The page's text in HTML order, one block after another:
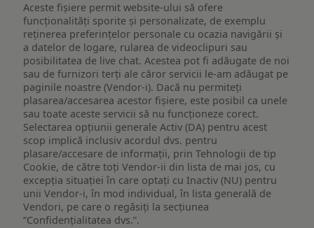
Aceste fișiere permit website-ului să ofere
funcționalități sporite și personalizate, de exemplu
reţinerea preferinţelor personale cu ocazia navigării și
a datelor de logare, rularea de videoclipuri sau
posibilitatea de live chat. Acestea pot fi adăugate de noi
sau de furnizori terți ale căror servicii le-am adăugat pe
paginile noastre (Vendor-i). Dacă nu permiteți
plasarea/accesarea acestor fișiere, este posibil ca unele
sau toate aceste servicii să nu funcționeze corect.
Selectarea opțiunii generale Activ (DA) pentru acest
scop implică inclusiv acordul dvs. pentru
plasare/accesare de informații, prin Tehnologii de tip
Cookie, de către toți Vendor-ii din lista de mai jos, cu
excepția situației în care optați cu Inactiv (NU) pentru
unii Vendor-i, în mod individual, în lista generală de
Vendori, pe care o regăsiți la secțiunea
“Confidențialitatea dvs.”.